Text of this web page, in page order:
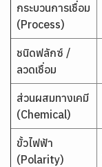
กระบวนการเชื่อม
(Process)
ชนิดฟลักซ์ /
ลวดเชื่อม
ส่วนผสมทางเคมี
(Chemical)
ขั้วไฟฟ้า
(Polarity)